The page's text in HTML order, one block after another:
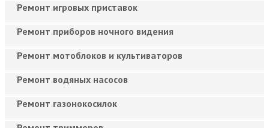
Ремонт игровых приставок
Ремонт приборов ночного видения
Ремонт мотоблоков и культиваторов
Ремонт водяных насосов
Ремонт газонокосилок